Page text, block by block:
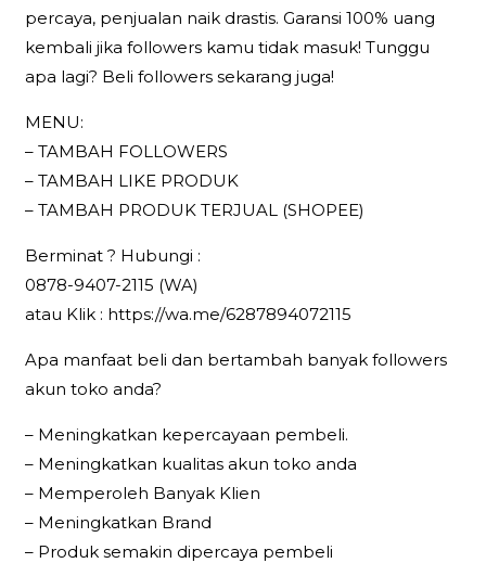
percaya, penjualan naik drastis. Garansi 100% uang
kembali jika followers kamu tidak masuk! Tunggu
apa lagi? Beli followers sekarang juga!
MENU:
– TAMBAH FOLLOWERS
– TAMBAH LIKE PRODUK
– TAMBAH PRODUK TERJUAL (SHOPEE)
Berminat ? Hubungi :
0878-9407-2115 (WA)
atau Klik : https://wa.me/6287894072115
Apa manfaat beli dan bertambah banyak followers
akun toko anda?
– Meningkatkan kepercayaan pembeli.
– Meningkatkan kualitas akun toko anda
– Memperoleh Banyak Klien
– Meningkatkan Brand
– Produk semakin dipercaya pembeli